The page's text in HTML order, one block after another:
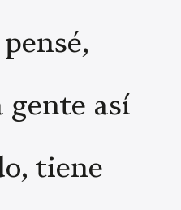
gente así
tiene